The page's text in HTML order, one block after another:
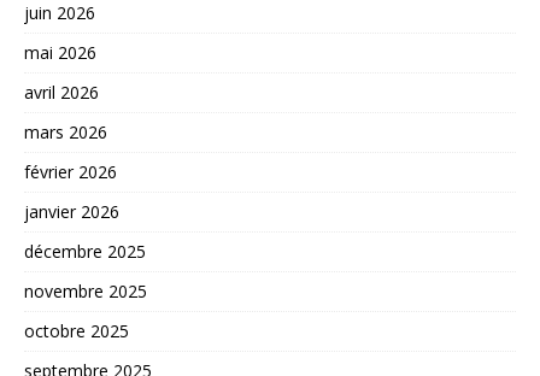
juin 2026
mai 2026
avril 2026
mars 2026
février 2026
janvier 2026
décembre 2025
novembre 2025
octobre 2025
septembre 2025